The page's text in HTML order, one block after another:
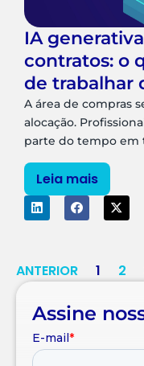
IA
contratos: o
de trabalhar
A área de compras
alocação.
parte do tempo em
Leia mais
ANTERIOR 1 2
Assine